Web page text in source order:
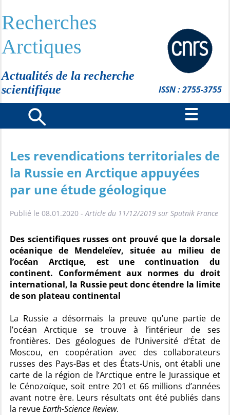
Recherches
Arctiques
Actualités de la recherche
scientifique
ISSN : 2755-3755
Les revendications territoriales de
la Russie en Arctique appuyées
par une étude géologique
Publié le 08.01.2020 -Article du 11/12/2019 sur Sputnik France
Des scientifiques russes ont prouvé que la dorsale
océanique de Mendeleïev, située au milieu de
l’océan Arctique, est une continuation du
continent. Conformément aux normes du droit
international, la Russie peut donc étendre la limite
de son plateau continental
La Russie a désormais la preuve qu’une partie de
l’océan Arctique se trouve à l’intérieur de ses
frontières. Des géologues de l’Université d’État de
Moscou, en coopération avec des collaborateurs
russes des Pays-Bas et des États-Unis, ont établi une
carte de la région de l’Arctique entre le Jurassique et
le Cénozoïque, soit entre 201 et 66 millions d’années
avant notre ère. Leurs résultats ont été publiés dans
la revueEarth-Science Review.